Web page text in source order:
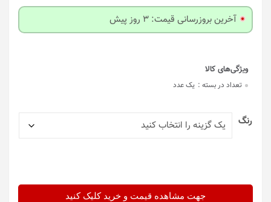
آخرین بروزرسانی قیمت: 3 روز پیش
تعداد در بسته : یک عدد
رنگ
جهت مشاهده قیمت و خرید کلیک کنید